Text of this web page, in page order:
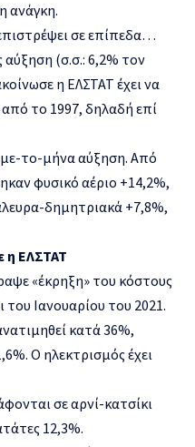
ανάγκη.
σε επίπεδα…
(σ.σ.: 6,2% τον
η ΕΛΣΤΑΤ έχει να
το 1997, δηλαδή επί
με-το-μήνα αύξηση. Από
φυσικό αέριο +14,2%,
δημητριακά +7,8%,
η ΕΛΣΤΑΤ
«έκρηξη» του κόστους
του Ιανουαρίου του 2021.
κατά 36%,
Ο ηλεκτρισμός έχει
σε αρνί-κατσίκι
12,3%.